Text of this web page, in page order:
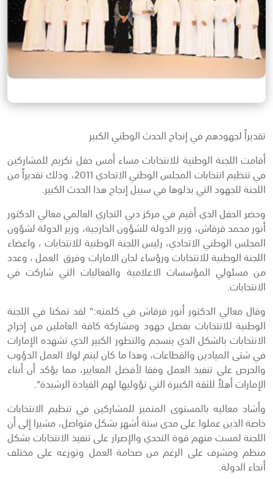
تقديراً لجهودهم في إنجاح الحدث الوطني الكبير
أقامت اللجنة الوطنية للانتخابات مساء أمس حفل تكريم للمشاركين
في تنظيم انتخابات المجلس الوطني الاتحادي 2011، وذلك تقديراً من
اللجنة للجهود التي بذلوها في سبيل إنجاح هذا الحدث الكبير.
وحضر الحفل الذي أقيم في مركز دبي التجاري العالمي معالي الدكتور
أنور محمد قرقاش، وزير الدولة للشؤون الخارجية، وزير الدولة لشؤون
المجلس الوطني الاتحادي، رئيس اللجنة الوطنية للانتخابات ، واعضاء
اللجنة الوطنية للانتخابات ورؤساء لجان الامارات وفرق العمل ، وعدد
من مسئولي المؤسسات الاعلامية والفعاليات التي شاركت في
الانتخابات.
وقال معالي الدكتور أنور قرقاش في كلمته:" لقد تمكنا في اللجنة
الوطنية للانتخابات بفضل جهود ومشاركة كافة العاملين من إخراج
الانتخابات بالشكل الذي ينسجم والتطور الكبير الذي تشهده الإمارات
في شتى الميادين والقطاعات، وهذا ما كان ليتم لولا العمل الدؤوب
والحرص على تنفيذ العمل وفقا لأفضل المعايير، مما يؤكد أن أبناء
الإمارات أهلاً للثقة الكبيرة التي تؤوليها لهم القيادة الرشيدة".
وأشاد معاليه بالمستوى المتميز للمشاركين في تنظيم الانتخابات
خاصة الذين عملوا على مدى ستة أشهر بشكل متواصل، مشيرا إلى أن
اللجنة لمست منهم قوة التحدي والإصرار على تنفيذ الانتخابات بشكل
منظم ومشرف على الرغم من ضخامة العمل وتوزعه على مختلف
أنحاء الدولة.